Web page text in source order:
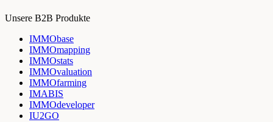
Unsere B2B Produkte
IMMObase
IMMOmapping
IMMOstats
IMMOvaluation
IMMOfarming
IMABIS
IMMOdeveloper
IU2GO